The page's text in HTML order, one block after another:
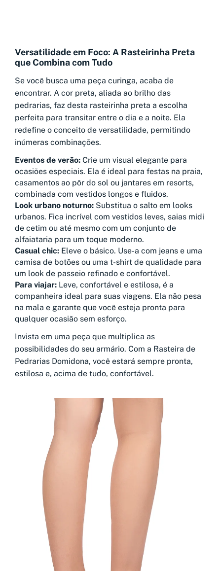
Versatilidade em Foco: A Rasteirinha Preta
que Combina com Tudo
Se você busca uma peça curinga, acaba de
encontrar. A cor preta, aliada ao brilho das
pedrarias, faz desta rasteirinha preta a escolha
perfeita para transitar entre o dia e a noite. Ela
redefine o conceito de versatilidade, permitindo
inúmeras combinações.
Eventos de verão: Crie um visual elegante para
ocasiões especiais. Ela é ideal para festas na praia,
casamentos ao pôr do sol ou jantares em resorts,
combinada com vestidos longos e fluidos.
Look urbano noturno: Substitua o salto em looks
urbanos. Fica incrível com vestidos leves, saias midi
de cetim ou até mesmo com um conjunto de
alfaiataria para um toque moderno.
Casual chic: Eleve o básico. Use-a com jeans e uma
camisa de botões ou uma t-shirt de qualidade para
um look de passeio refinado e confortável.
Para viajar: Leve, confortável e estilosa, é a
companheira ideal para suas viagens. Ela não pesa
na mala e garante que você esteja pronta para
qualquer ocasião sem esforço.
Invista em uma peça que multiplica as
possibilidades do seu armário. Com a Rasteira de
Pedrarias Domidona, você estará sempre pronta,
estilosa e, acima de tudo, confortável.